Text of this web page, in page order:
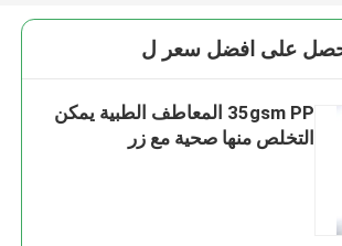
على افضل سعر ل
35gsm PP المعاطف الطبية يمكن
التخلص منها صحية مع زر